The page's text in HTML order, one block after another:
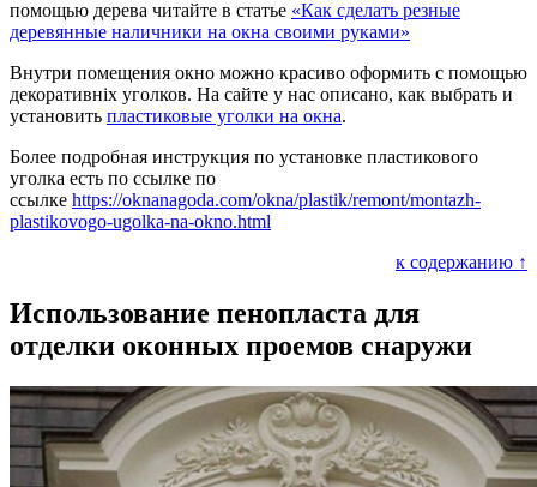
помощью дерева читайте в статье «Как сделать резные
деревянные наличники на окна своими руками»
Внутри помещения окно можно красиво оформить с помощью
декоративніх уголков. На сайте у нас описано, как выбрать и
установить пластиковые уголки на окна.
Более подробная инструкция по установке пластикового
уголка есть по ссылке по
ссылке https://oknanagoda.com/okna/plastik/remont/montazh-
plastikovogo-ugolka-na-okno.html
к содержанию ↑
Использование пенопласта для
отделки оконных проемов снаружи